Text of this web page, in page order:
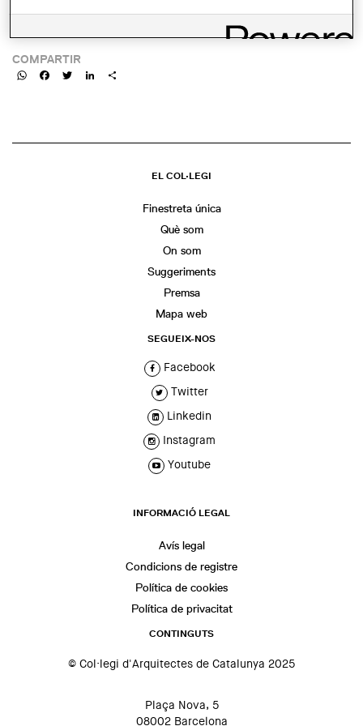
https://www.uic.es/es/agenda/presentacion-de-los-trabajos-de-fin-de-
COMPARTIR
WhatsAppFacebookTwitterLinkedIn
EL COL·LEGI
Finestreta única
Què som
On som
Suggeriments
Premsa
Mapa web
SEGUEIX-NOS
Facebook
Twitter
Linkedin
Instagram
Youtube
INFORMACIÓ LEGAL
Avís legal
Condicions de registre
Política de cookies
Política de privacitat
CONTINGUTS
© Col·legi d'Arquitectes de Catalunya 2025
Plaça Nova, 5
08002 Barcelona